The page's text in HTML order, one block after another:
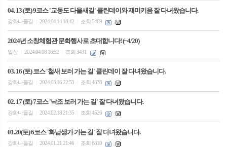
04. 13 (토) 9코스 '교동도 다을새길' 클린데이와 재미키움 잘 다녀왔습니다.
강화나들길 2024.04.14 18:42 조회 5469
2024년 소창체험관 문화행사로 초대합니다! (~4/20)
일상 2024.04.08 16:52 조회 3431
03. 16 (토) 코스 '철새 보러 가는 길' 클린데이 잘 다녀왔습니다.
강화나들길 2024.03.16 22:53 조회 4838
02. 17 (토) 7코스 '낙조 보러 가는 길' 잘 다녀왔습니다.
강화나들길 2024.02.18 21:35 조회 4526
01.20(토) 6코스 '화남생가 가는 길' 잘 다녀왔습니다.
강화나들길 2024.01.21 21:46 조회 6810